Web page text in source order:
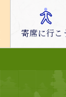
寄席に行こ